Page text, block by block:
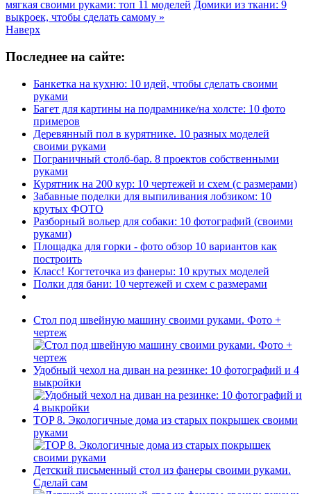
мягкая своими руками: топ 11 моделей Домики из ткани: 9
выкроек, чтобы сделать самому »
Наверх
Последнее на сайте:
Банкетка на кухню: 10 идей, чтобы сделать своими
руками
Багет для картины на подрамнике/на холсте: 10 фото
примеров
Деревянный пол в курятнике. 10 разных моделей
своими руками
Пограничный столб-бар. 8 проектов собственными
руками
Курятник на 200 кур: 10 чертежей и схем (с размерами)
Забавные поделки для выпиливания лобзиком: 10
крутых ФОТО
Разборный вольер для собаки: 10 фотографий (своими
руками)
Площадка для горки - фото обзор 10 вариантов как
построить
Класс! Когтеточка из фанеры: 10 крутых моделей
Полки для бани: 10 чертежей и схем с размерами
Стол под швейную машину своими руками. Фото +
чертеж
Удобный чехол на диван на резинке: 10 фотографий и 4
выкройки
TOP 8. Экологичные дома из старых покрышек своими
руками
Детский письменный стол из фанеры своими руками.
Сделай сам